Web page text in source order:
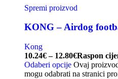
Spremi proizvod
KONG – Airdog
Kong
10.24€ – 12.80€Raspon
Odaberi opcije Ovaj
mogu odabrati na stranici